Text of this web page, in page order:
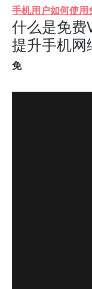
手机用户如何使用
什么是免费
提升手机网
免